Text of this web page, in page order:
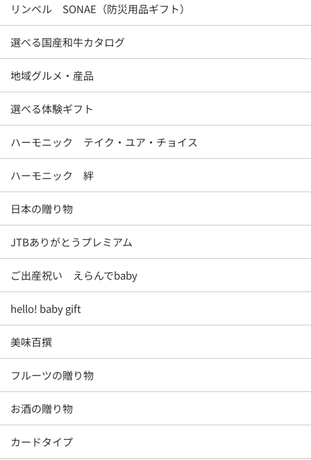
リンベル SONAE（防災用品ギフト）
選べる国産和牛カタログ
地域グルメ・産品
選べる体験ギフト
ハーモニック テイク・ユア・チョイス
ハーモニック 絆
日本の贈り物
JTBありがとうプレミアム
ご出産祝い えらんでbaby
hello! baby gift
美味百撰
フルーツの贈り物
お酒の贈り物
カードタイプ